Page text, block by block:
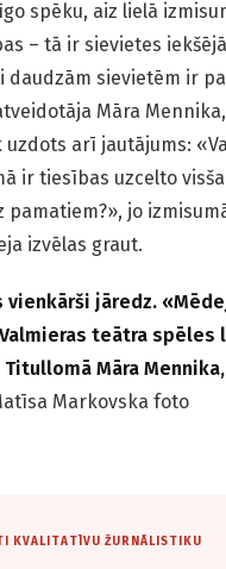
spēku, aiz lielā
– tā ir sievietes
daudzām sievietēm ir
Māra
arī jautājums:
ir tiesības uzcelto
jo
izvēlas graut.
vienkārši jāredz.
teātra spēles
Māra
Markovska foto
KVALITATĪVU ŽURNĀLISTIKU